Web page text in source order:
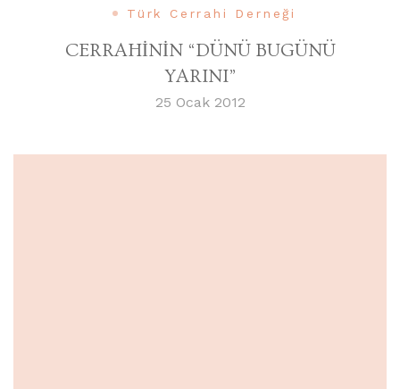
Türk Cerrahi Derneği
CERRAHİNİN “DÜNÜ BUGÜNÜ
YARINI”
25 Ocak 2012